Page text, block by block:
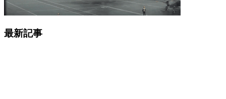
最新記事